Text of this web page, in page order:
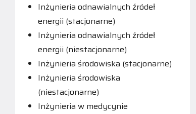
Inżynieria odnawialnych źródeł
energii (stacjonarne)
Inżynieria odnawialnych źródeł
energii (niestacjonarne)
Inżynieria środowiska (stacjonarne)
Inżynieria środowiska
(niestacjonarne)
Inżynieria w medycynie